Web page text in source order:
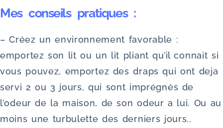
Mes conseils pratiques :
– Créez un environnement favorable :
emportez son lit ou un lit pliant qu’il connait si
vous pouvez, emportez des draps qui ont deja
servi 2 ou 3 jours, qui sont imprégnés de
l’odeur de la maison, de son odeur a lui. Ou au
moins une turbulette des derniers jours..